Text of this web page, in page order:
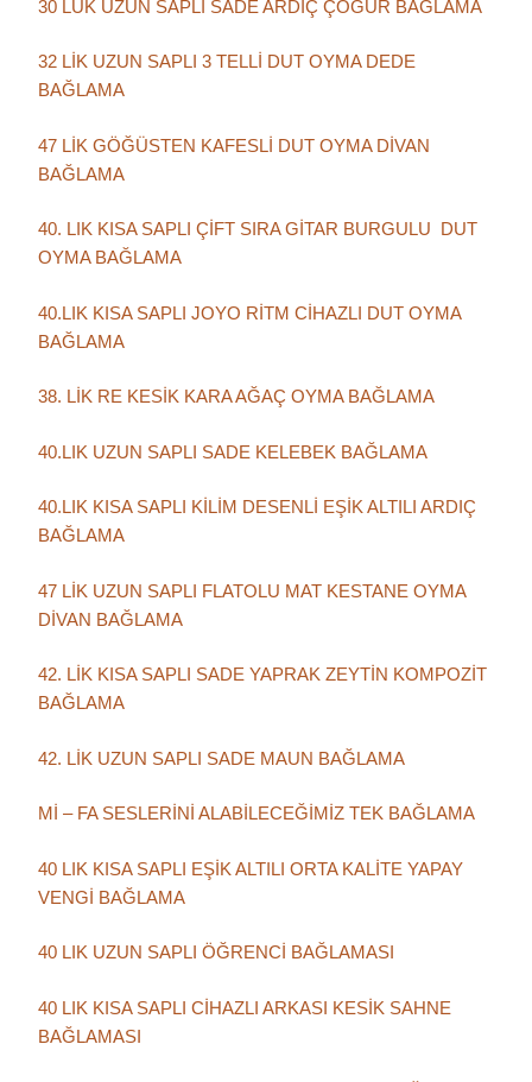
30 LUK UZUN SAPLI SADE ARDIÇ ÇÖĞÜR BAĞLAMA
32 LİK UZUN SAPLI 3 TELLİ DUT OYMA DEDE
BAĞLAMA
47 LİK GÖĞÜSTEN KAFESLİ DUT OYMA DİVAN
BAĞLAMA
40. LIK KISA SAPLI ÇİFT SIRA GİTAR BURGULU DUT
OYMA BAĞLAMA
40.LIK KISA SAPLI JOYO RİTM CİHAZLI DUT OYMA
BAĞLAMA
38. LİK RE KESİK KARA AĞAÇ OYMA BAĞLAMA
40.LIK UZUN SAPLI SADE KELEBEK BAĞLAMA
40.LIK KISA SAPLI KİLİM DESENLİ EŞİK ALTILI ARDIÇ
BAĞLAMA
47 LİK UZUN SAPLI FLATOLU MAT KESTANE OYMA
DİVAN BAĞLAMA
42. LİK KISA SAPLI SADE YAPRAK ZEYTİN KOMPOZİT
BAĞLAMA
42. LİK UZUN SAPLI SADE MAUN BAĞLAMA
Mİ – FA SESLERİNİ ALABİLECEĞİMİZ TEK BAĞLAMA
40 LIK KISA SAPLI EŞİK ALTILI ORTA KALİTE YAPAY
VENGİ BAĞLAMA
40 LIK UZUN SAPLI ÖĞRENCİ BAĞLAMASI
40 LIK KISA SAPLI CİHAZLI ARKASI KESİK SAHNE
BAĞLAMASI